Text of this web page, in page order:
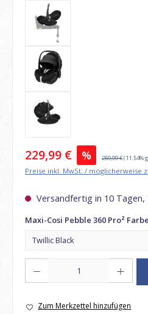
Verkaufspreis:
229,99 € % Regulärer Preis:
259,99 €(11.54%
Preise inkl. MwSt. / möglicherweise
Versandfertig in 10
Maxi-Cosi Pebble 360 Pro²
Zum Merkzettel hinzufügen